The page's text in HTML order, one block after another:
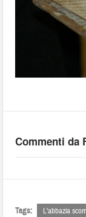
Commenti da
Tags: L'abbazia